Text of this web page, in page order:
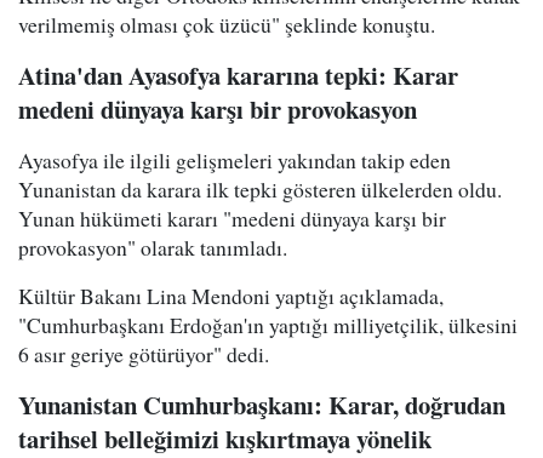
verilmemiş olması çok üzücü" şeklinde konuştu.
Atina'dan Ayasofya kararına tepki: Karar
medeni dünyaya karşı bir provokasyon
Ayasofya ile ilgili gelişmeleri yakından takip eden
Yunanistan da karara ilk tepki gösteren ülkelerden oldu.
Yunan hükümeti kararı "medeni dünyaya karşı bir
provokasyon" olarak tanımladı.
Kültür Bakanı Lina Mendoni yaptığı açıklamada,
"Cumhurbaşkanı Erdoğan'ın yaptığı milliyetçilik, ülkesini
6 asır geriye götürüyor" dedi.
Yunanistan Cumhurbaşkanı: Karar, doğrudan
tarihsel belleğimizi kışkırtmaya yönelik